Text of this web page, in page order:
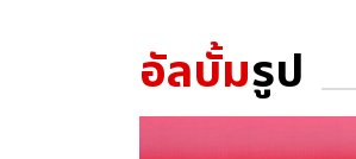
อัลบั้มรูป